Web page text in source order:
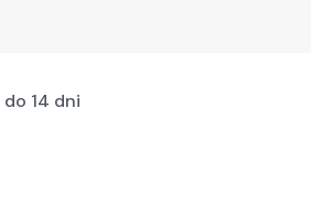
do 14 dni